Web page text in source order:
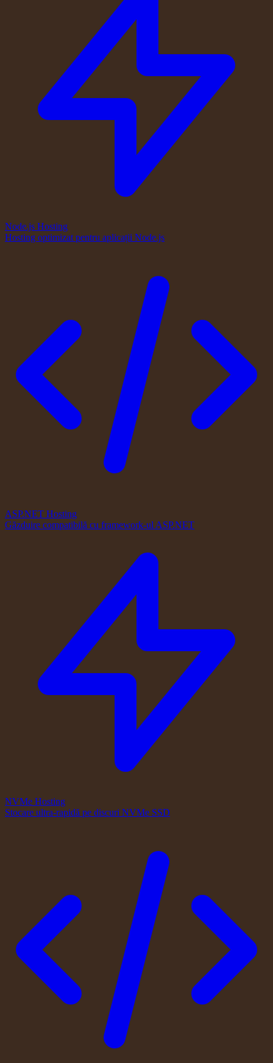
Node.js Hosting
Hosting optimizat pentru aplicații Node.js
ASP.NET Hosting
Găzduire compatibilă cu framework-ul ASP.NET
NVMe Hosting
Stocare ultra-rapidă pe discuri NVMe SSD